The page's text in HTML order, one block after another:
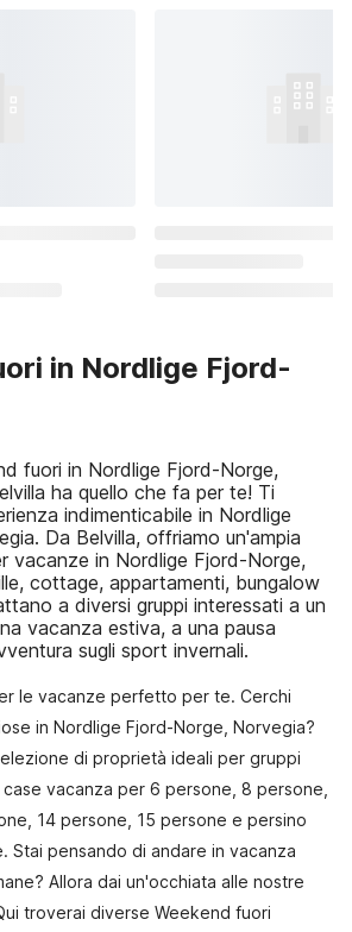
in Nordlige Fjord-
fuori in Nordlige Fjord-Norge,
ha quello che fa per te! Ti
indimenticabile in Nordlige
Da Belvilla, offriamo un'ampia
vacanze in Nordlige Fjord-Norge,
cottage, appartamenti, bungalow
a diversi gruppi interessati a un
vacanza estiva, a una pausa
sugli sport invernali.
le vacanze perfetto per te. Cerchi
in Nordlige Fjord-Norge, Norvegia?
di proprietà ideali per gruppi
vacanza per 6 persone, 8 persone,
14 persone, 15 persone e persino
Stai pensando di andare in vacanza
Allora dai un'occhiata alle nostre
troverai diverse Weekend fuori